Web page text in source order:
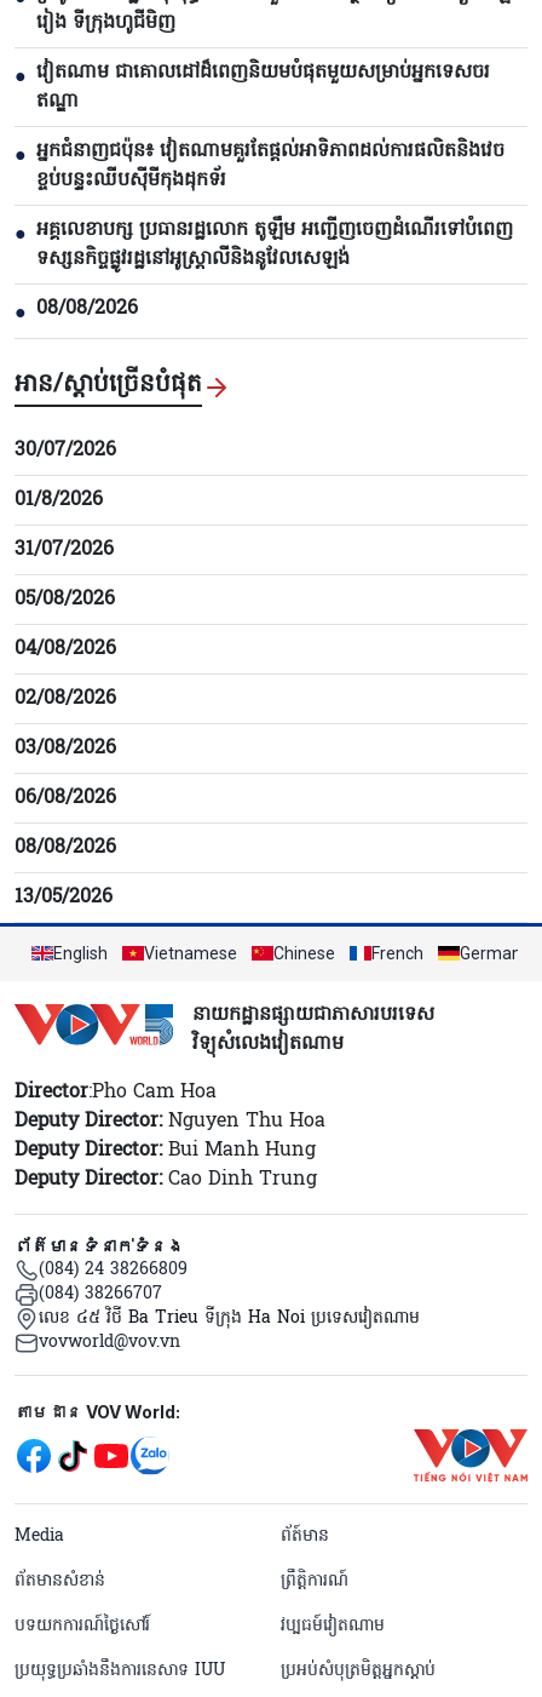
រៀង ទីក្រុងហូជីមិញ
● វៀតណាម ជាគោលដៅដ៏ពេញនិយមបំផុតមួយសម្រាប់អ្នកទេសចរ
ឥណ្ឌា
● អ្នកជំនាញជប៉ុន៖ វៀតណាមគួរតែផ្តល់អាទិភាពដល់ការផលិតនិងវេច
ខ្ចប់បន្ទះឈីបស៊ីមីកុងដុកទ័រ
● អគ្គលេខាបក្ស ប្រធានរដ្ឋលោក តូឡឹម អញ្ជើញចេញដំណើរទៅបំពេញ
ទស្សនកិច្ចផ្លូវរដ្ឋនៅអូស្ត្រាលីនិងនូវែលសេឡង់
● 08/08/2026
អាន/ស្តាប់ច្រើនបំផុត
30/07/2026
01/8/2026
31/07/2026
05/08/2026
04/08/2026
02/08/2026
03/08/2026
06/08/2026
08/08/2026
13/05/2026
English Vietnamese Chinese French German
នាយកដ្ឋានផ្សាយជាភាសារបរទេស
វិទ្យុសំលេងវៀតណាម
Director:Pho Cam Hoa
Deputy Director:Nguyen Thu Hoa
Deputy Director:Bui Manh Hung
Deputy Director:Cao Dinh Trung
ព័ត៌មានទំនាក់ទំនង
(084) 24 38266809
(084) 38266707
លេខ ៤៥ វិថី Ba Trieu ទីក្រុង Ha Noi ប្រទេសវៀតណាម
vovworld@vov.vn
Mạng xã hội
តាមដាន VOV World:
menu footer tiếng Khmer
Media
ព័ត៍មាន
ព័តមានសំខាន់
ព្រឹត្តិការណ៍
បទយកការណ៍ថ្ងៃសៅរ៍
វប្បធម៍វៀតណាម
ប្រយុទ្ធប្រឆាំងនឹងការនេសាទ IUU
ប្រអប់សំបុត្រមិត្តអ្នកស្តាប់